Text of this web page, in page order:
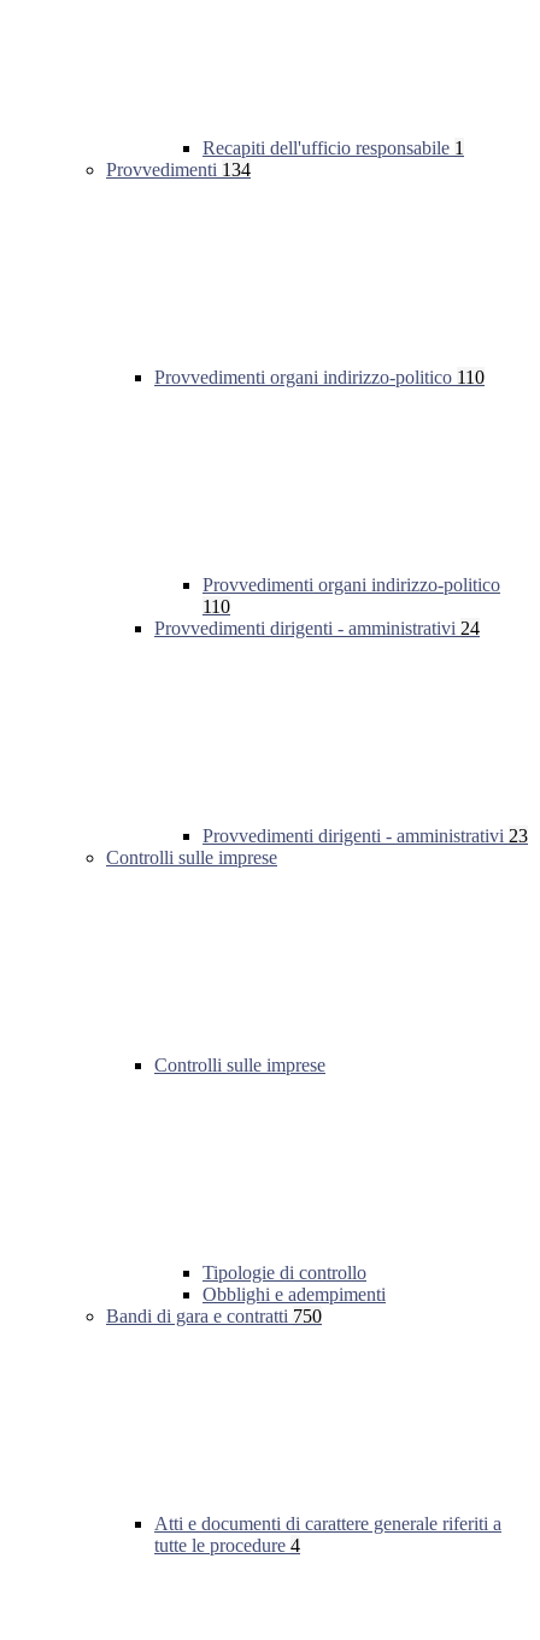
Recapiti dell'ufficio responsabile 1
Provvedimenti 134
Provvedimenti organi indirizzo-politico 110
Provvedimenti organi indirizzo-politico
110
Provvedimenti dirigenti - amministrativi 24
Provvedimenti dirigenti - amministrativi 23
Controlli sulle imprese
Controlli sulle imprese
Tipologie di controllo
Obblighi e adempimenti
Bandi di gara e contratti 750
Atti e documenti di carattere generale riferiti a
tutte le procedure 4